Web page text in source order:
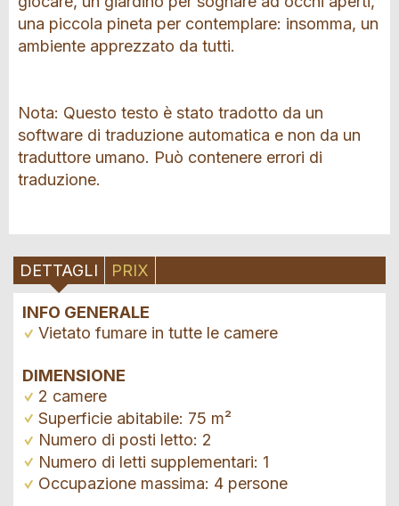
una piccola pineta per contemplare: insomma, un
ambiente apprezzato da tutti.
Nota: Questo testo è stato tradotto da un
software di traduzione automatica e non da un
traduttore umano. Può contenere errori di
traduzione.
DETTAGLI PRIX
INFO GENERALE
Vietato fumare in tutte le camere
DIMENSIONE
2 camere
Superficie abitabile: 75 m²
Numero di posti letto: 2
Numero di letti supplementari: 1
Occupazione massima: 4 persone